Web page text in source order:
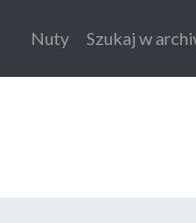
Nuty Szukaj w